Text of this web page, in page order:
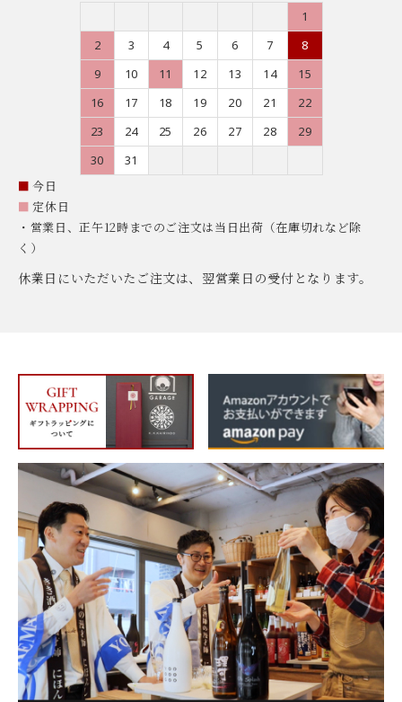
1
2
3 4 5 6 7
8
9
10 11 12 13 14
15
16
17 18 19 20 21
22
23
24 25 26 27 28
29
30
31
■ 今日
■ 定休日
・営業日、正午12時までのご注文は当日出荷（在庫切れなど除
く）
休業日にいただいたご注文は、翌営業日の受付となります。